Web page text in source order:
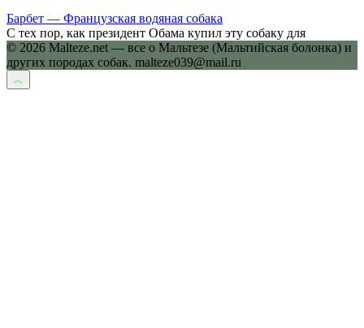
Барбет — Французская водяная собака
С тех пор, как президент Обама купил эту собаку для
© 2026 Malteze.net — все о Мальтезе (Мальтийская болонка) и
других породах собак. malteze039@mail.ru